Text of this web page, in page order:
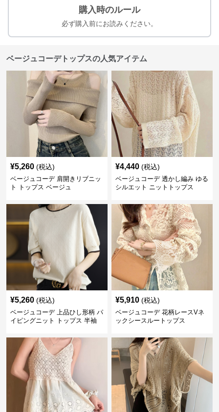
購入時のルール
必ず購入前にお読みください。
ベージュコーデトップスの人気アイテム
¥5,260 (税込)
ベージュコーデ 肩開きリブニッ
ト トップス ベージュ
¥4,440 (税込)
ベージュコーデ 透かし編み ゆる
シルエット ニットトップス
¥5,260 (税込)
ベージュコーデ 上品ひし形柄 パ
イピングニット トップス 半袖
¥5,910 (税込)
ベージュコーデ 花柄レースVネ
ックシースルートップス